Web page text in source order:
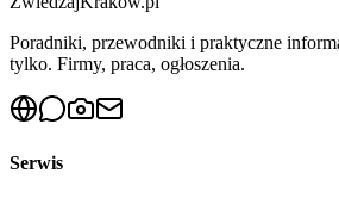
Poradniki, przewodniki i praktyczne
tylko. Firmy, praca, ogłoszenia.
Serwis